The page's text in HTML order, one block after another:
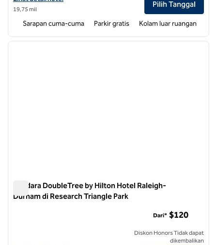
19,75 mil
Pilih Tanggal
Sarapan cuma-cuma Parkir gratis Kolam luar ruangan
1 dari 12
Bandara DoubleTree by Hilton Hotel Raleigh-
Durham di Research Triangle Park
Dari* $120
Diskon Honors Tidak dapat
dikembalikan